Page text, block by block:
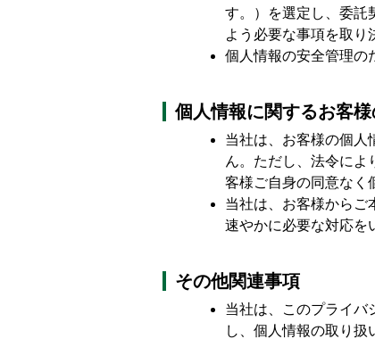
す。）を選定し、委託
よう必要な事項を取り
個人情報の安全管理の
個人情報に関するお客
当社は、お客様の個人
ん。ただし、法令に
客様ご自身の同意なく
当社は、お客様からご
速やかに必要な対応を
その他関連事項
当社は、このプライバ
し、個人情報の取り